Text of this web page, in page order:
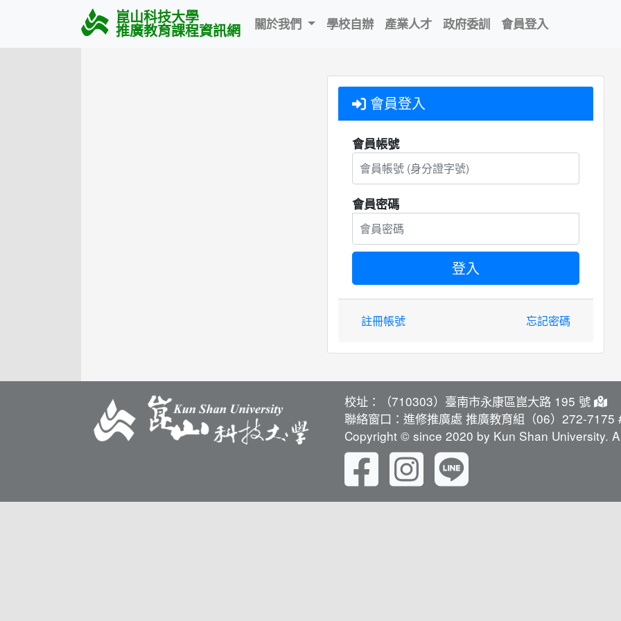
崑山科技大學
推廣教育課程資訊網 關於我們 學校自辦 產業人才 政府委訓 會員登入
會員登入
會員帳號
會員密碼
註冊帳號 忘記密碼
校址：（710303）臺南市永康區崑大路 195 號
聯絡窗口：進修推廣處 推廣教育組（06）272-7175
Copyright © since 2020 by Kun Shan University.